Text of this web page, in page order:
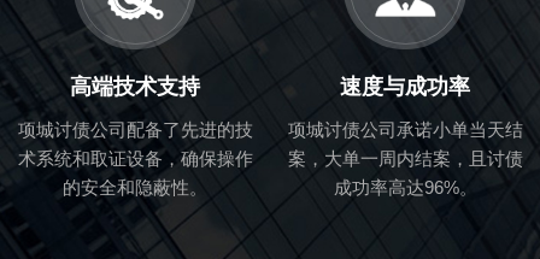
高端技术支持
项城讨债公司配备了先进的技
术系统和取证设备，确保操作
的安全和隐蔽性。
速度与成功率
项城讨债公司承诺小单当天结
案，大单一周内结案，且讨债
成功率高达96%。